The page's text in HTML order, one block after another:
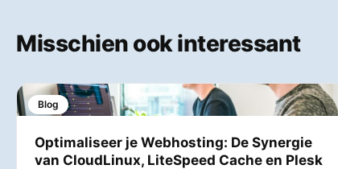
Misschien ook interessant
Blog
Optimaliseer je Webhosting: De Synergie
van CloudLinux, LiteSpeed Cache en Plesk